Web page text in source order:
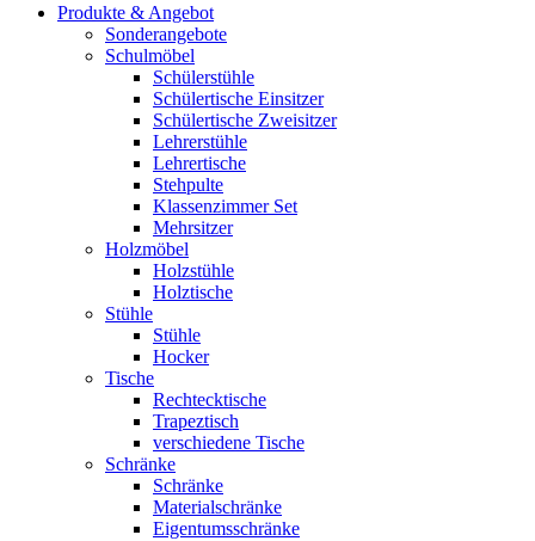
Produkte & Angebot
Sonderangebote
Schulmöbel
Schülerstühle
Schülertische Einsitzer
Schülertische Zweisitzer
Lehrerstühle
Lehrertische
Stehpulte
Klassenzimmer Set
Mehrsitzer
Holzmöbel
Holzstühle
Holztische
Stühle
Stühle
Hocker
Tische
Rechtecktische
Trapeztisch
verschiedene Tische
Schränke
Schränke
Materialschränke
Eigentumsschränke